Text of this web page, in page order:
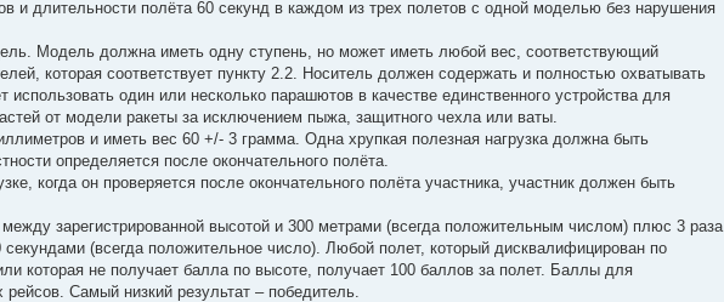
и длительности полёта 60 секунд в каждом из трех полетов с одной моделью без нарушения
Модель должна иметь одну ступень, но может иметь любой вес, соответствующий
которая соответствует пункту 2.2. Носитель должен содержать и полностью охватывать
один или несколько парашютов в качестве единственного устройства для
от модели ракеты за исключением пыжа, защитного чехла или ваты.
и иметь вес 60 +/- 3 грамма. Одна хрупкая полезная нагрузка должна быть
определяется после окончательного полёта.
когда он проверяется после окончательного полёта участника, участник должен быть
зарегистрированной высотой и 300 метрами (всегда положительным числом) плюс 3 раза
(всегда положительное число). Любой полет, который дисквалифицирован по
которая не получает балла по высоте, получает 100 баллов за полет. Баллы для
Самый низкий результат – победитель.